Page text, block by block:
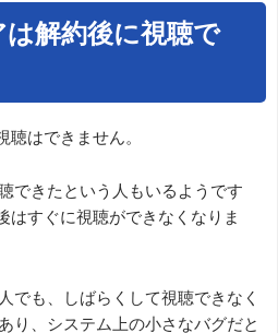
解約後に視聴で
はできません。
できたという人もいるようです
はすぐに視聴ができなくなりま
でも、しばらくして視聴できなく
り、システム上の小さなバグだと